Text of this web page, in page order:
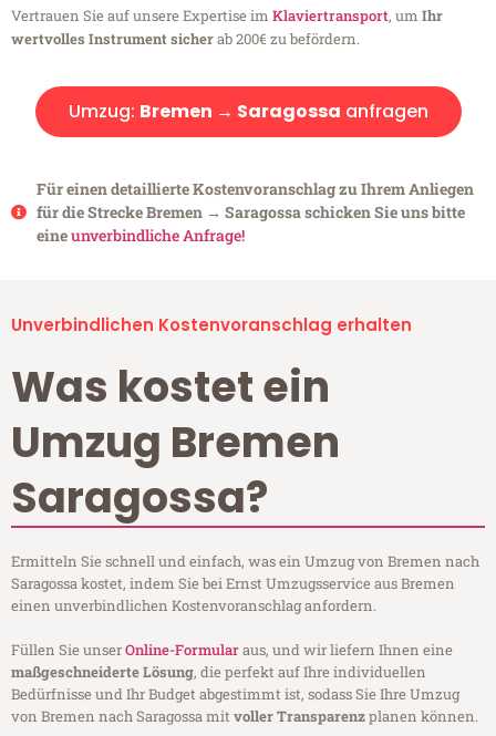
Vertrauen Sie auf unsere Expertise im Klaviertransport, um Ihr
wertvolles Instrument sicherab 200€ zu befördern.
Umzug: Bremen → Saragossa anfragen
Für einen detaillierte Kostenvoranschlag zu Ihrem Anliegen
für die Strecke Bremen → Saragossa schicken Sie uns bitte
eineunverbindliche Anfrage!
Unverbindlichen Kostenvoranschlag erhalten
Was kostet ein
Umzug Bremen
Saragossa?
Ermitteln Sie schnell und einfach, was ein Umzug von Bremen nach
Saragossa kostet, indem Sie bei Ernst Umzugsservice aus Bremen
einen unverbindlichen Kostenvoranschlag anfordern.
Füllen Sie unserOnline-Formularaus, und wir liefern Ihnen eine
maßgeschneiderte Lösung, die perfekt auf Ihre individuellen
Bedürfnisse und Ihr Budget abgestimmt ist, sodass Sie Ihre Umzug
von Bremen nach Saragossa mitvoller Transparenzplanen können.